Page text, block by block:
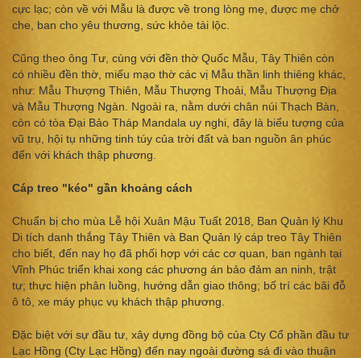
cực lạc; còn về với Mẫu là được về trong lòng mẹ, được mẹ chở
che, ban cho yêu thương, sức khỏe tài lộc.
Cũng theo ông Tư, cùng với đền thờ Quốc Mẫu, Tây Thiên còn
có nhiều đền thờ, miếu mạo thờ các vị Mẫu thần linh thiêng khác,
như: Mẫu Thượng Thiên, Mẫu Thượng Thoải, Mẫu Thượng Ðịa
và Mẫu Thượng Ngàn. Ngoài ra, nằm dưới chân núi Thạch Bàn,
còn có tòa Đại Bảo Tháp Mandala uy nghi, đây là biểu tượng của
vũ trụ, hội tụ những tinh túy của trời đất và ban nguồn ân phúc
đến với khách thập phương.
Cáp treo "kéo" gần khoảng cách
Chuẩn bị cho mùa Lễ hội Xuân Mậu Tuất 2018, Ban Quản lý Khu
Di tích danh thắng Tây Thiên và Ban Quản lý cáp treo Tây Thiên
cho biết, đến nay họ đã phối hợp với các cơ quan, ban ngành tại
Vĩnh Phúc triển khai xong các phương án bảo đảm an ninh, trật
tự; thực hiện phân luồng, hướng dẫn giao thông; bố trí các bãi đỗ
ô tô, xe máy phục vụ khách thập phương.
Đặc biệt với sự đầu tư, xây dựng đồng bộ của Cty Cổ phần đầu tư
Lạc Hồng (Cty Lạc Hồng) đến nay ngoài đường sá đi vào thuận